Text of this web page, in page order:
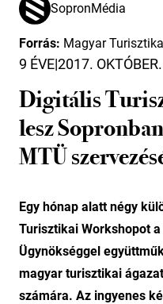
SopronMédia
Forrás: Magyar
9 ÉVE|2017.
Digitális
lesz
MTÜ
Egy hónap alatt négy
Turisztikai Workshopot
Ügynökséggel
magyar turisztikai
számára. Az ingyenes